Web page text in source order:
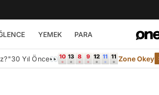
YEMEK PARA
30 Yıl Önce👀 Zone Okey